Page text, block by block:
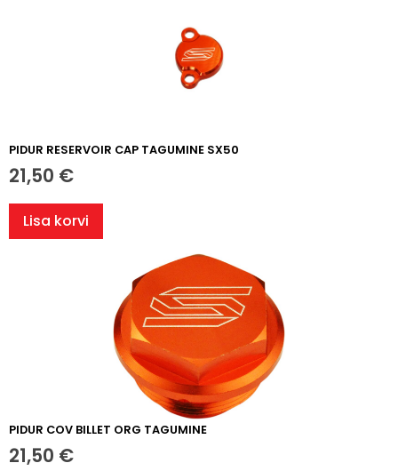
PIDUR RESERVOIR CAP TAGUMINE SX50
21,50 €
Lisa korvi
PIDUR COV BILLET ORG TAGUMINE
21,50 €